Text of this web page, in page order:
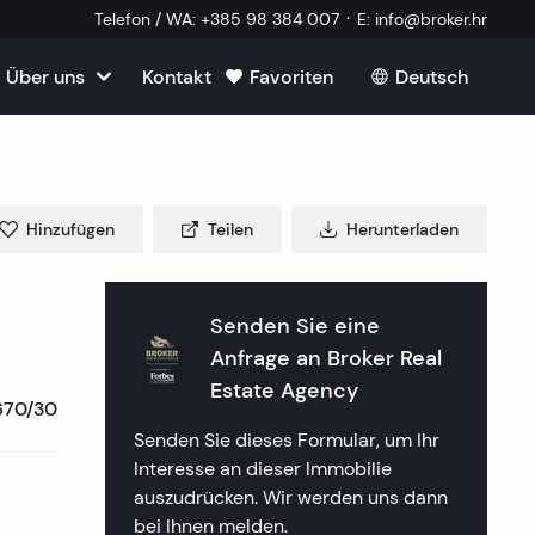
Telefon / WA: +385 98 384 007 · E: info@broker.hr
in Split
in Rogoznica
in Primosten
in Crikvenica
Verkauf in Kroatien
in Kroatien
Über uns
ein externer Mitarbeiter
Fragen
Kontakt Favoriten Deutsch
30
Hinzufügen Teilen Herunterladen
Senden Sie eine
Anfrage an Broker Real
Estate Agency
Senden Sie dieses Formular, um Ihr
Interesse an dieser Immobilie
auszudrücken. Wir werden uns dann
bei Ihnen melden.